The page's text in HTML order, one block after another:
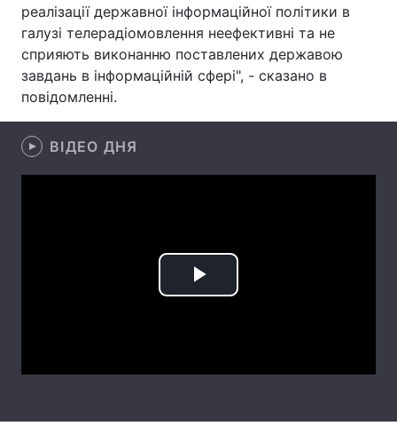
Здоров'я Туризм
Цікавинки Погода
Екологія
Вакансії
реалізації державної інформаційної політики в
галузі телерадіомовлення неефективні та не
сприяють виконанню поставлених державою
завдань в інформаційній сфері", - сказано в
повідомленні.
ВІДЕО ДНЯ
Play